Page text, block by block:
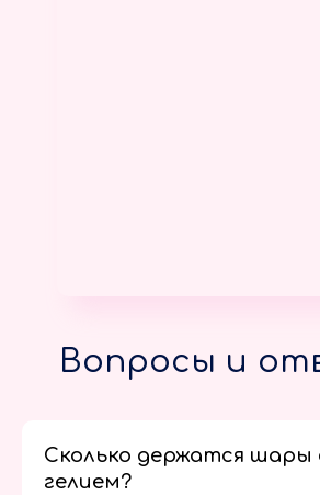
Вопросы и
Сколько держатся шары
гелием?